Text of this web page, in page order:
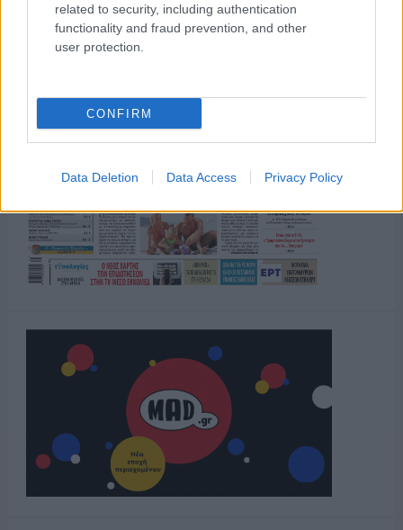
related to security, including authentication
functionality and fraud prevention, and other
user protection.
CONFIRM
Data Deletion Data Access Privacy Policy